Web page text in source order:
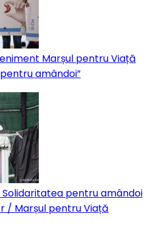
Marșul pentru Viață
amândoi”
Solidaritatea pentru amândoi
/ Marșul pentru Viață